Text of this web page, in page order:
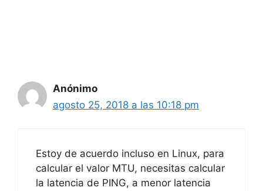
Anónimo
agosto 25, 2018 a las 10:18 pm
Estoy de acuerdo incluso en Linux, para
calcular el valor MTU, necesitas calcular
la latencia de PING, a menor latencia